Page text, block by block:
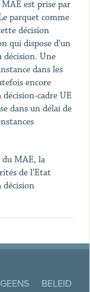
est prise par
parquet comme
décision
qui dispose d’un
décision. Une
dans les
encore
cadre UE
dans un délai de
du MAE, la
de l’Etat
décision
BELEID